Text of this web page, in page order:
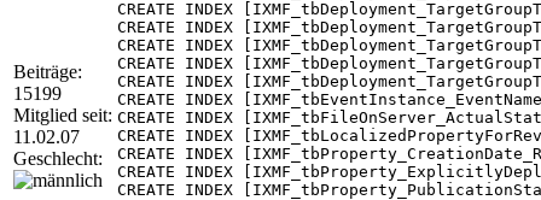
Beiträge:
15199
Mitglied seit:
11.02.07
Geschlecht:
CREATE INDEX
CREATE INDEX
CREATE INDEX
CREATE INDEX
CREATE INDEX
CREATE INDEX
CREATE INDEX
CREATE INDEX
CREATE INDEX
CREATE INDEX
CREATE INDEX